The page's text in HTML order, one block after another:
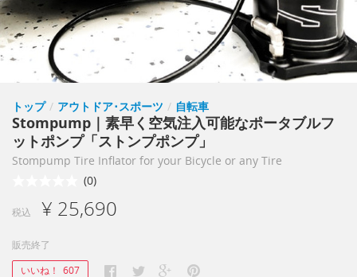
トップ / アウトドア･スポーツ / 自転車
Stompump｜素早く空気注入可能なポータブルフ
ットポンプ「ストンプポンプ」
Stompump Tire Inflator for your Bicycle or any Tire
(0)
税込 ¥ 25,690
販売終了
いいね！ 607